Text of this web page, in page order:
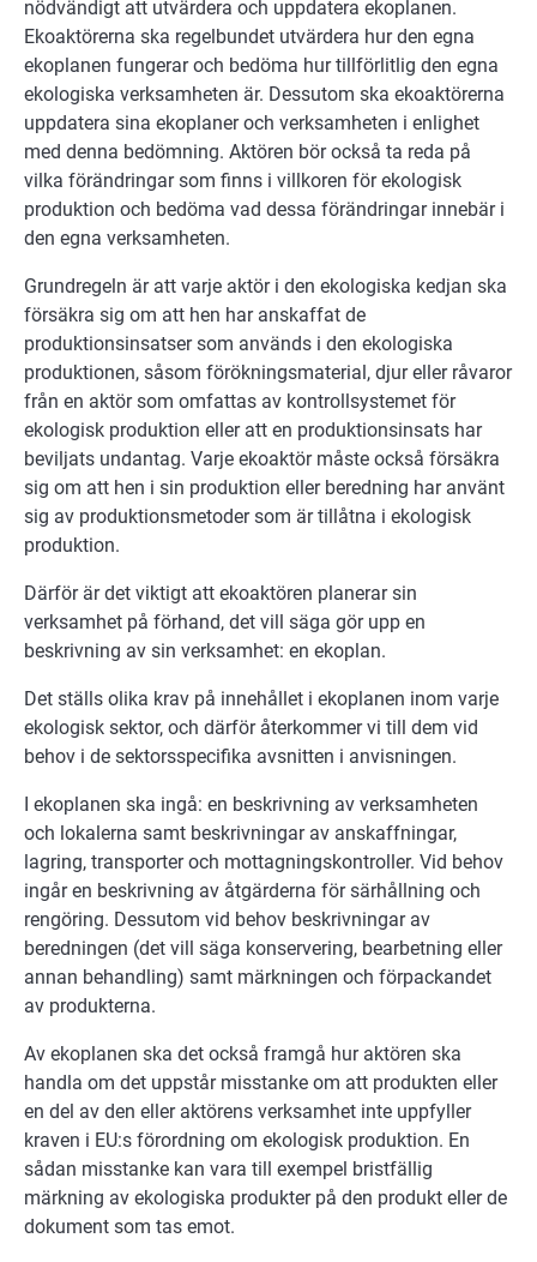
nödvändigt att utvärdera och uppdatera ekoplanen.
Ekoaktörerna ska regelbundet utvärdera hur den egna
ekoplanen fungerar och bedöma hur tillförlitlig den egna
ekologiska verksamheten är. Dessutom ska ekoaktörerna
uppdatera sina ekoplaner och verksamheten i enlighet
med denna bedömning. Aktören bör också ta reda på
vilka förändringar som finns i villkoren för ekologisk
produktion och bedöma vad dessa förändringar innebär i
den egna verksamheten.
Grundregeln är att varje aktör i den ekologiska kedjan ska
försäkra sig om att hen har anskaffat de
produktionsinsatser som används i den ekologiska
produktionen, såsom förökningsmaterial, djur eller råvaror
från en aktör som omfattas av kontrollsystemet för
ekologisk produktion eller att en produktionsinsats har
beviljats undantag. Varje ekoaktör måste också försäkra
sig om att hen i sin produktion eller beredning har använt
sig av produktionsmetoder som är tillåtna i ekologisk
produktion.
Därför är det viktigt att ekoaktören planerar sin
verksamhet på förhand, det vill säga gör upp en
beskrivning av sin verksamhet: en ekoplan.
Det ställs olika krav på innehållet i ekoplanen inom varje
ekologisk sektor, och därför återkommer vi till dem vid
behov i de sektorsspecifika avsnitten i anvisningen.
I ekoplanen ska ingå: en beskrivning av verksamheten
och lokalerna samt beskrivningar av anskaffningar,
lagring, transporter och mottagningskontroller. Vid behov
ingår en beskrivning av åtgärderna för särhållning och
rengöring. Dessutom vid behov beskrivningar av
beredningen (det vill säga konservering, bearbetning eller
annan behandling) samt märkningen och förpackandet
av produkterna.
Av ekoplanen ska det också framgå hur aktören ska
handla om det uppstår misstanke om att produkten eller
en del av den eller aktörens verksamhet inte uppfyller
kraven i EU:s förordning om ekologisk produktion. En
sådan misstanke kan vara till exempel bristfällig
märkning av ekologiska produkter på den produkt eller de
dokument som tas emot.